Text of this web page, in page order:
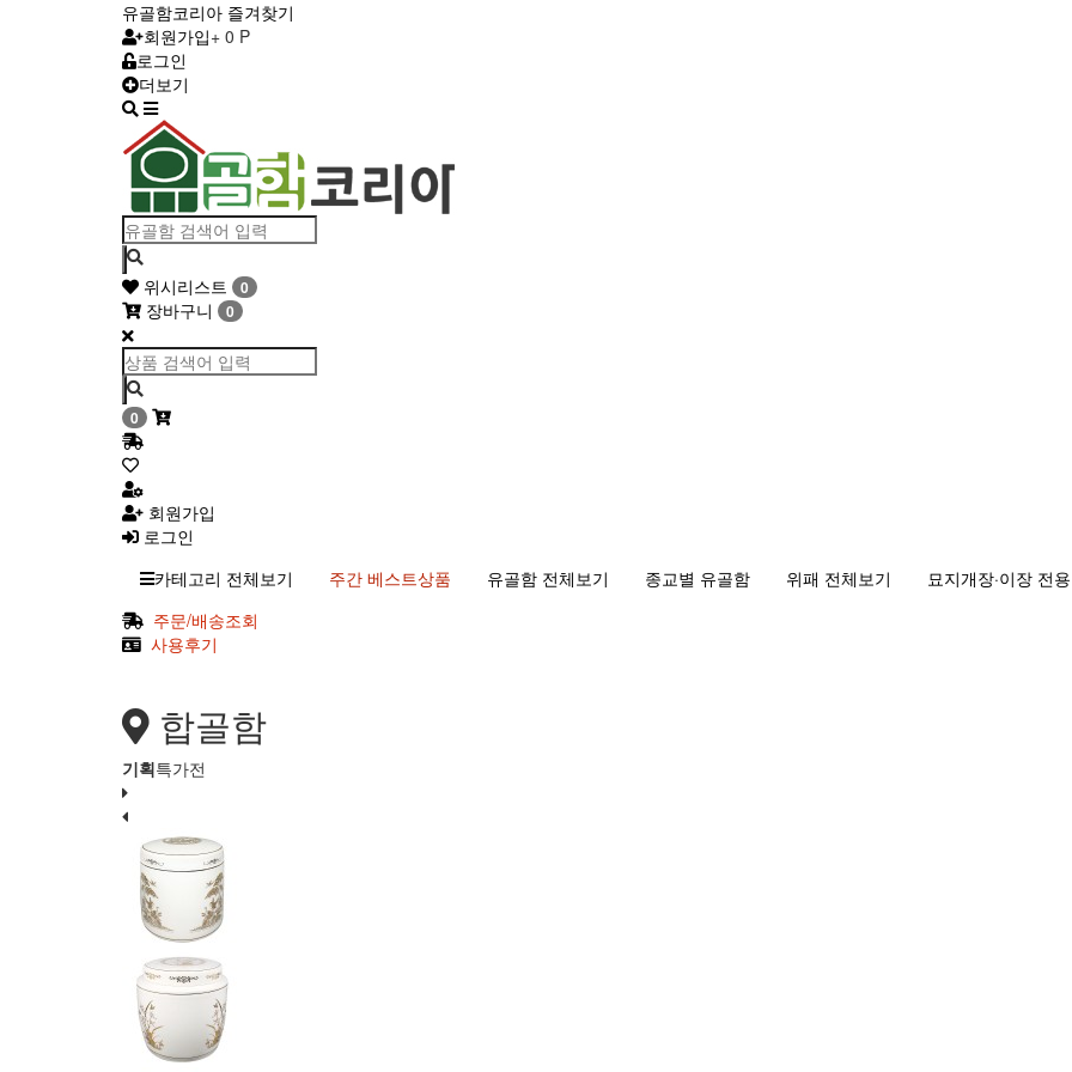
유골함코리아 즐겨찾기
회원가입+ 0 P
로그인
더보기
Toggle
navigation
위시리스트 0
장바구니 0
0
회원가입
로그인
카테고리 전체보기
주간 베스트상품 유골함 전체보기 종교별 유골함 위패 전체보기
묘지개장·이장 전
주문/배송조회
사용후기
합골함
기획특가전